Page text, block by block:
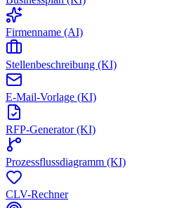
Firmenname (AI)
Stellenbeschreibung (KI)
E-Mail-Vorlage (KI)
RFP-Generator (KI)
Prozessflussdiagramm (KI)
CLV-Rechner